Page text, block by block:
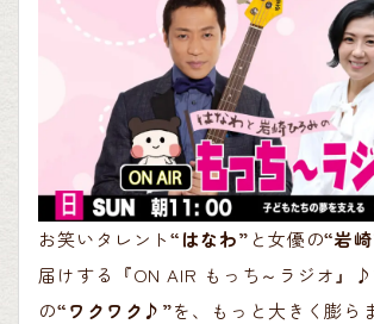
お笑いタレント“はなわ” と女優の“岩
届けする『ON AIR もっち～ラジオ』
の“ワクワク♪”を、もっと大きく膨ら